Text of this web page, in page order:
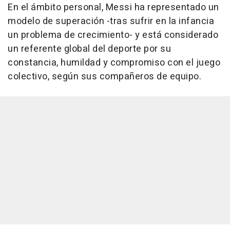
En el ámbito personal, Messi ha representado un
modelo de superación -tras sufrir en la infancia
un problema de crecimiento- y está considerado
un referente global del deporte por su
constancia, humildad y compromiso con el juego
colectivo, según sus compañeros de equipo.